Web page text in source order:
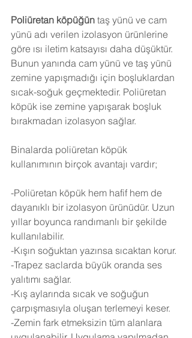
Poliüretan köpüğün taş yünü ve cam
yünü adı verilen izolasyon ürünlerine
göre ısı iletim katsayısı daha düşüktür.
Bunun yanında cam yünü ve taş yünü
zemine yapışmadığı için boşluklardan
sıcak-soğuk geçmektedir. Poliüretan
köpük ise zemine yapışarak boşluk
bırakmadan izolasyon sağlar.
Binalarda poliüretan köpük
kullanımının birçok avantajı vardır;
-Poliüretan köpük hem hafif hem de
dayanıklı bir izolasyon ürünüdür. Uzun
yıllar boyunca randımanlı bir şekilde
kullanılabilir.
-Kışın soğuktan yazınsa sıcaktan korur.
-Trapez saclarda büyük oranda ses
yalıtımı sağlar.
-Kış aylarında sıcak ve soğuğun
çarpışmasıyla oluşan terlemeyi keser.
-Zemin fark etmeksizin tüm alanlara